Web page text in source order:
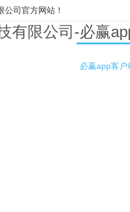
司官方网站！
有限公司-必赢
必赢app客户